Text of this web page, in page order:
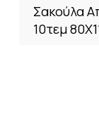
Σακούλα
10τεμ